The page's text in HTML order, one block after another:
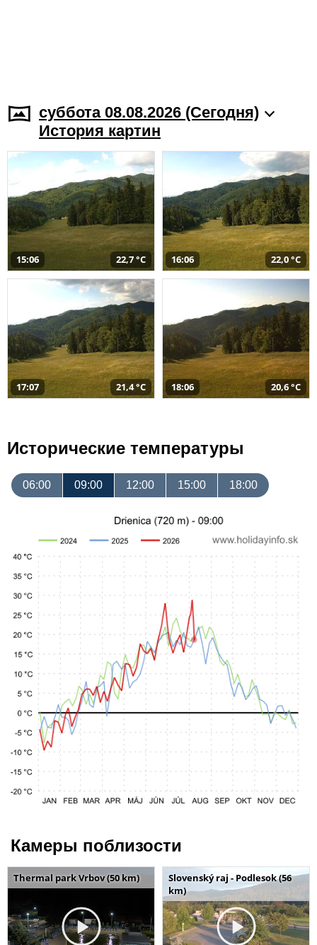
суббота 08.08.2026 (Cегодня)
История картин
15:06 22,7 °C 16:06 22,0 °C
17:07 21,4 °C 18:06 20,6 °C
Исторические температуры
06:00 09:00 12:00 15:00 18:00
Камеры поблизости
Thermal park Vrbov (50 km)
Slovenský raj - Podlesok (56
km)